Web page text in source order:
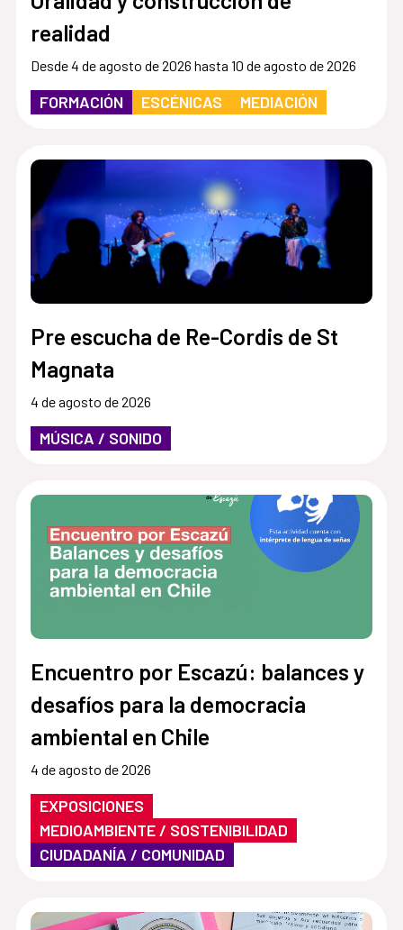
realidad
Desde 4 de agosto de 2026 hasta 10 de agosto de 2026
FORMACIÓN ESCÉNICAS MEDIACIÓN
Pre escucha de Re-Cordis de St
Magnata
4 de agosto de 2026
MÚSICA / SONIDO
Encuentro por Escazú: balances y
desafíos para la democracia
ambiental en Chile
4 de agosto de 2026
EXPOSICIONES
MEDIOAMBIENTE / SOSTENIBILIDAD
CIUDADANÍA / COMUNIDAD